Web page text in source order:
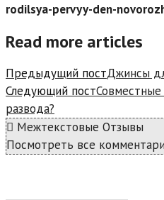
rodilsya-pervyy-den-
Read more articles
Предыдущий постДжинсы
Следующий пост
развода?
Межтекстовые Отзывы
Посмотреть все